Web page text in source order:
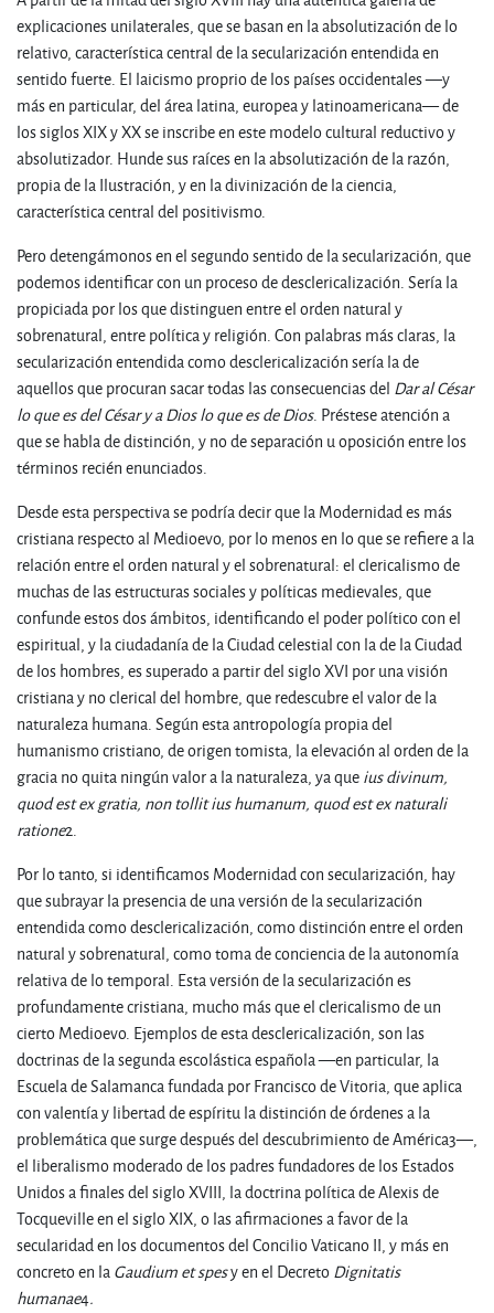
explicaciones unilaterales, que se basan en la absolutización de lo
relativo, característica central de la secularización entendida en
sentido fuerte. El laicismo proprio de los países occidentales —y
más en particular, del área latina, europea y latinoamericana— de
los siglos XIX y XX se inscribe en este modelo cultural reductivo y
absolutizador. Hunde sus raíces en la absolutización de la razón,
propia de la Ilustración, y en la divinización de la ciencia,
característica central del positivismo.
Pero detengámonos en el segundo sentido de la secularización, que
podemos identificar con un proceso de desclericalización. Sería la
propiciada por los que distinguen entre el orden natural y
sobrenatural, entre política y religión. Con palabras más claras, la
secularización entendida como desclericalización sería la de
aquellos que procuran sacar todas las consecuencias del Dar al César
lo que es del César y a Dios lo que es de Dios. Préstese atención a
que se habla de distinción, y no de separación u oposición entre los
términos recién enunciados.
Desde esta perspectiva se podría decir que la Modernidad es más
cristiana respecto al Medioevo, por lo menos en lo que se refiere a la
relación entre el orden natural y el sobrenatural: el clericalismo de
muchas de las estructuras sociales y políticas medievales, que
confunde estos dos ámbitos, identificando el poder político con el
espiritual, y la ciudadanía de la Ciudad celestial con la de la Ciudad
de los hombres, es superado a partir del siglo XVI por una visión
cristiana y no clerical del hombre, que redescubre el valor de la
naturaleza humana. Según esta antropología propia del
humanismo cristiano, de origen tomista, la elevación al orden de la
gracia no quita ningún valor a la naturaleza, ya queius divinum,
quod est ex gratia, non tollit ius humanum, quod est ex naturali
ratione2.
Por lo tanto, si identificamos Modernidad con secularización, hay
que subrayar la presencia de una versión de la secularización
entendida como desclericalización, como distinción entre el orden
natural y sobrenatural, como toma de conciencia de la autonomía
relativa de lo temporal. Esta versión de la secularización es
profundamente cristiana, mucho más que el clericalismo de un
cierto Medioevo. Ejemplos de esta desclericalización, son las
doctrinas de la segunda escolástica española —en particular, la
Escuela de Salamanca fundada por Francisco de Vitoria, que aplica
con valentía y libertad de espíritu la distinción de órdenes a la
problemática que surge después del descubrimiento de América3—,
el liberalismo moderado de los padres fundadores de los Estados
Unidos a finales del siglo XVIII, la doctrina política de Alexis de
Tocqueville en el siglo XIX, o las afirmaciones a favor de la
secularidad en los documentos del Concilio Vaticano II, y más en
concreto en laGaudium et spesy en el Decreto Dignitatis
humanae4.